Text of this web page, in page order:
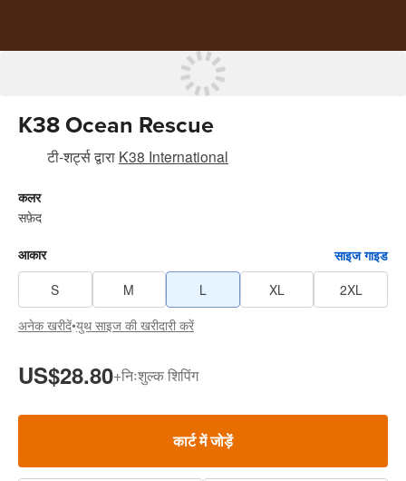
K38 Ocean Rescue
टी-शर्ट्सद्वारा K38 International
कलर
सफ़ेद
आकार
साइज गाइड
S
M L XL
2XL
अनेक खरीदें•युथ साइज की खरीदारी करें
US$28.80+निःशुल्क शिपिंग
कार्ट में जोड़ें